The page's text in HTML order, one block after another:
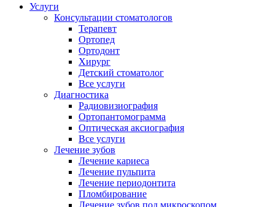
Услуги
Консультации стоматологов
Терапевт
Ортопед
Ортодонт
Хирург
Детский стоматолог
Все услуги
Диагностика
Радиовизиография
Ортопантомограмма
Оптическая аксиография
Все услуги
Лечение зубов
Лечение кариеса
Лечение пульпита
Лечение периодонтита
Пломбирование
Лечение зубов под микроскопом